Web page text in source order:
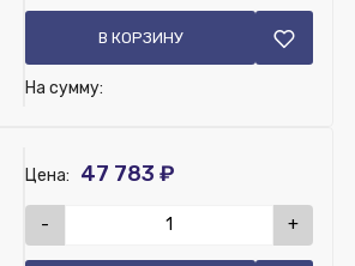
В КОРЗИНУ
На сумму:
Цена: 47 783 ₽
- +